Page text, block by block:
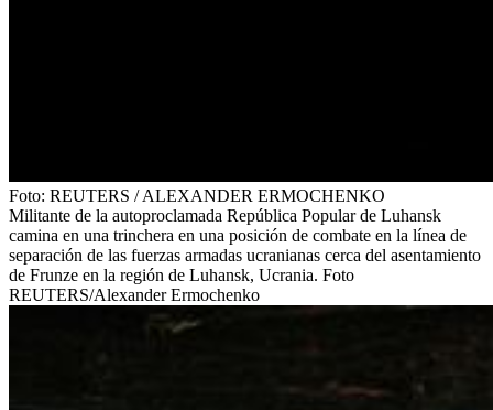
Foto: REUTERS /ALEXANDER ERMOCHENKO
Militante de la autoproclamada República Popular de Luhansk
camina en una trinchera en una posición de combate en la línea de
separación de las fuerzas armadas ucranianas cerca del asentamiento
de Frunze en la región de Luhansk, Ucrania. Foto
REUTERS/Alexander Ermochenko